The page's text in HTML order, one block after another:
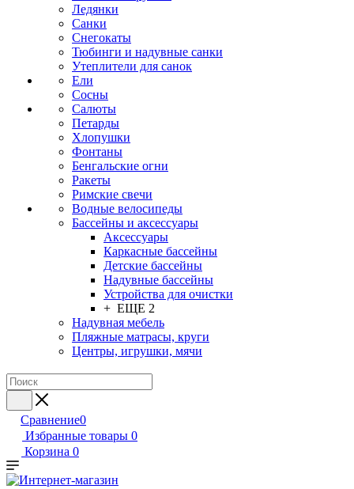
Ледянки
Санки
Снегокаты
Тюбинги и надувные санки
Утеплители для санок
Ели
Сосны
Салюты
Петарды
Хлопушки
Фонтаны
Бенгальские огни
Ракеты
Римские свечи
Водные велосипеды
Бассейны и аксессуары
Аксессуары
Каркасные бассейны
Детские бассейны
Надувные бассейны
Устройства для очистки
+ ЕЩЕ 2
Надувная мебель
Пляжные матрасы, круги
Центры, игрушки, мячи
Сравнение0
Избранные товары 0
Корзина 0